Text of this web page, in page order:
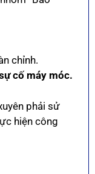
chỉnh.
cố máy móc.
phải sử
hiện công